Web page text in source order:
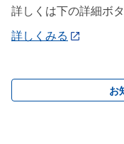
詳しくは下の詳細ボ
詳しくみる
お